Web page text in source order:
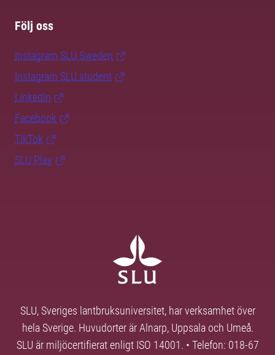
Följ oss
Instagram SLU.Sweden
Instagram SLU.student
LinkedIn
Facebook
TikTok
SLU Play
SLU, Sveriges lantbruksuniversitet, har verksamhet över
hela Sverige. Huvudorter är Alnarp, Uppsala och Umeå.
SLU är miljöcertifierat enligt ISO 14001. • Telefon: 018-67